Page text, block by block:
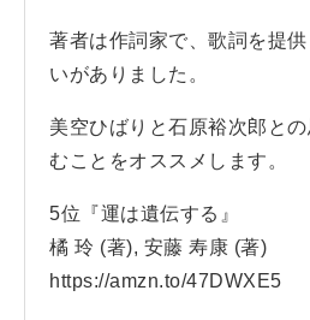
著者は作詞家で、歌詞を提
いがありました。
美空ひばりと石原裕次郎と
むことをオススメします。
5位『運は遺伝する』
橘 玲 (著), 安藤 寿康 (著)
https://amzn.to/47DWXE5